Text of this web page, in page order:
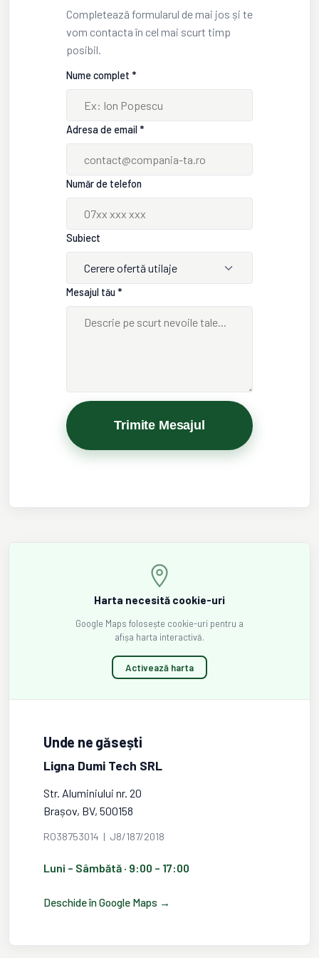
Completează formularul de mai jos și te
vom contacta în cel mai scurt timp
posibil.
Nume complet *
Adresa de email *
Număr de telefon
Subiect
Cerere ofertă utilaje
Mesajul tău *
Trimite Mesajul
Harta necesită cookie-uri
Google Maps folosește cookie-uri pentru a
afișa harta interactivă.
Activează harta
Unde ne găsești
Ligna Dumi Tech SRL
Str. Aluminiului nr. 20
Brașov, BV, 500158
RO38753014 | J8/187/2018
Luni – Sâmbătă · 9:00 – 17:00
Deschide în Google Maps →